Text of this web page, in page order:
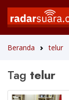
Beranda telur
Tag telur